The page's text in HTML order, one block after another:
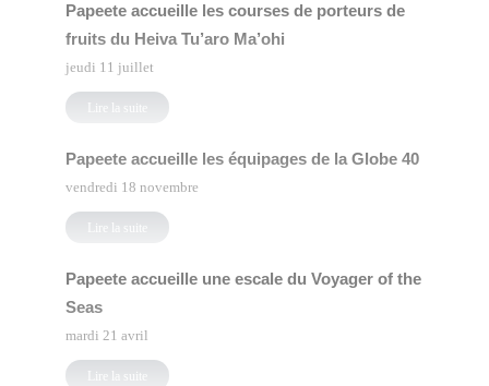
Papeete accueille les courses de porteurs de
fruits du Heiva Tu’aro Ma’ohi
jeudi 11 juillet
Lire la suite
Papeete accueille les équipages de la Globe 40
vendredi 18 novembre
Lire la suite
Papeete accueille une escale du Voyager of the
Seas
mardi 21 avril
Lire la suite